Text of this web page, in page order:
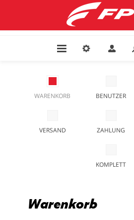
WARENKORB BENUTZER
VERSAND ZAHLUNG
KOMPLETT
Warenkorb